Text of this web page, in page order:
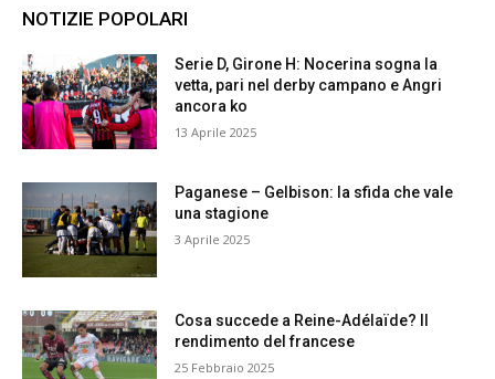
NOTIZIE POPOLARI
Serie D, Girone H: Nocerina sogna la
vetta, pari nel derby campano e Angri
ancora ko
13 Aprile 2025
Paganese – Gelbison: la sfida che vale
una stagione
3 Aprile 2025
Cosa succede a Reine-Adélaïde? Il
rendimento del francese
25 Febbraio 2025